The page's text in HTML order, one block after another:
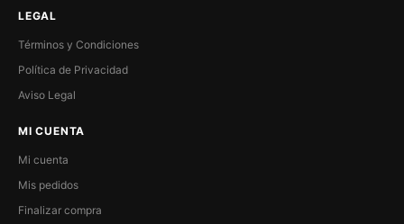
LEGAL
Términos y Condiciones
Política de Privacidad
Aviso Legal
MI CUENTA
Mi cuenta
Mis pedidos
Finalizar compra